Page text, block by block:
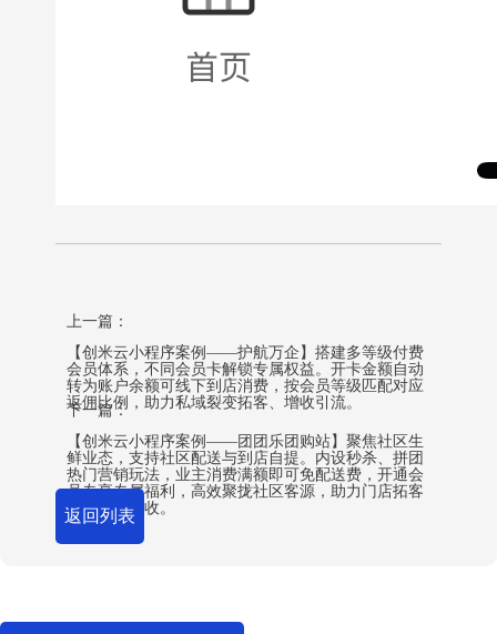
上一篇：
【创米云小程序案例——护航万企】搭建多等级付费
会员体系，不同会员卡解锁专属权益。开卡金额自动
转为账户余额可线下到店消费，按会员等级匹配对应
返佣比例，助力私域裂变拓客、增收引流。
下一篇：
【创米云小程序案例——团团乐团购站】聚焦社区生
鲜业态，支持社区配送与到店自提。内设秒杀、拼团
热门营销玩法，业主消费满额即可免配送费，开通会
员专享专属福利，高效聚拢社区客源，助力门店拓客
锁客提升营收。
返回列表